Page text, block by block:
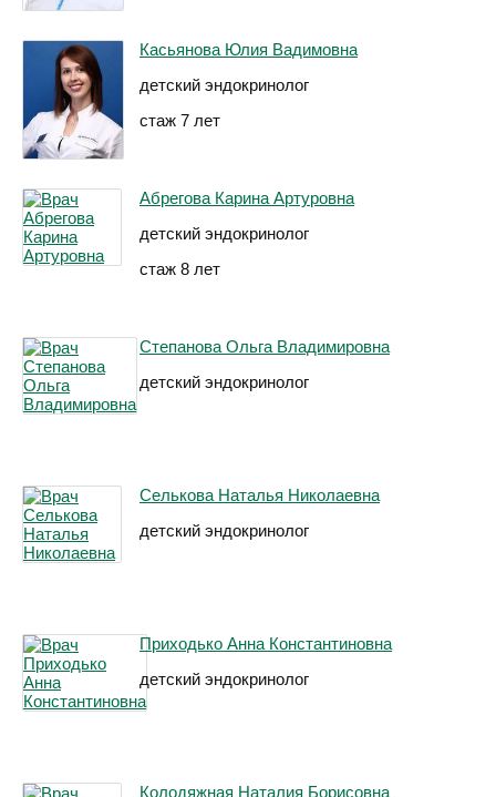
Касьянова Юлия Вадимовна
детский эндокринолог
стаж 7 лет
Абрегова Карина Артуровна
детский эндокринолог
стаж 8 лет
Степанова Ольга Владимировна
детский эндокринолог
Селькова Наталья Николаевна
детский эндокринолог
Приходько Анна Константиновна
детский эндокринолог
Колодяжная Наталия Борисовна